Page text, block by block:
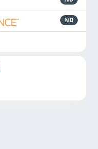
ND